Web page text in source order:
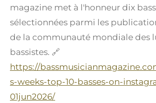
magazine met à l'honneur dix
sélectionnées parmi les
de la communauté mondiale des
bassistes. 🔗
https://
s-weeks-top-10-basses-on-
01jun2026/